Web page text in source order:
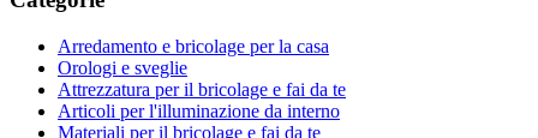
Arredamento e bricolage per la casa
Orologi e sveglie
Attrezzatura per il bricolage e fai da te
Articoli per l'illuminazione da interno
Materiali per il bricolage e fai da te